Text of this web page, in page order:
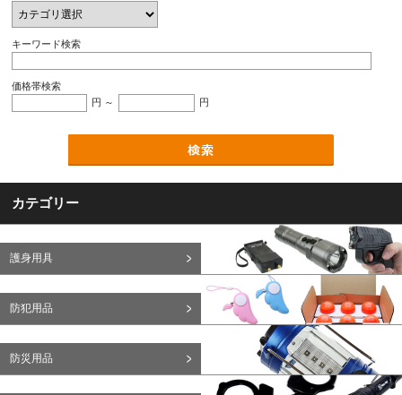
キーワード検索
価格帯検索
円 ～
円
カテゴリー
護身用具
防犯用品
防災用品